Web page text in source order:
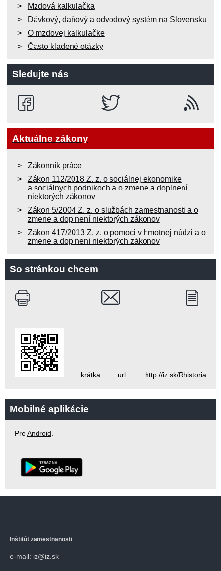
Mzdová kalkulačka
Dávkový, daňový a odvodový systém na Slovensku
O mzdovej kalkulačke
Často kladené otázky
Sledujte nás
Aktuálne zákony
Zákonník práce
Zákon 112/2018 Z. z. o sociálnej ekonomike
a sociálnych podnikoch a o zmene a doplnení
niektorých zákonov
Zákon 5/2004 Z. z. o službách zamestnanosti a o
zmene a doplnení niektorých zákonov
Zákon 417/2013 Z. z. o pomoci v hmotnej núdzi a o
zmene a doplnení niektorých zákonov
So stránkou chcem
krátka url: http://iz.sk/Rhistoria
Mobilné aplikácie
PreAndroid.
Inštitút zamestnanosti
e-mail: iz@iz.sk